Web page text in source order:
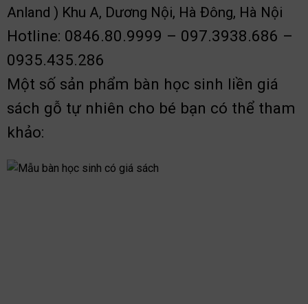
Anland ) Khu A, Dương Nội, Hà Đông, Hà Nội
Hotline: 0846.80.9999 – 097.3938.686 –
0935.435.286
Một số sản phẩm bàn học sinh liền giá
sách gỗ tự nhiên cho bé bạn có thể tham
khảo: